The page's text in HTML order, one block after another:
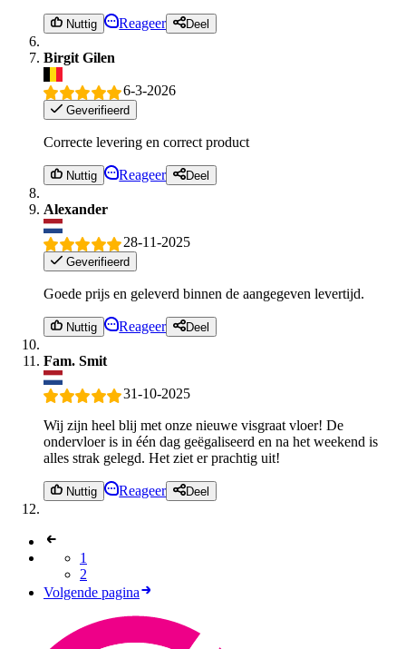
Nuttig Reageer Deel
Birgit Gilen
6-3-2026
Geverifieerd
Correcte levering en correct product
Nuttig Reageer Deel
Alexander
28-11-2025
Geverifieerd
Goede prijs en geleverd binnen de aangegeven levertijd.
Nuttig Reageer Deel
Fam. Smit
31-10-2025
Wij zijn heel blij met onze nieuwe visgraat vloer! De
ondervloer is in één dag geëgaliseerd en na het weekend is
alles strak gelegd. Het ziet er prachtig uit!
Nuttig Reageer Deel
1
2
Volgende pagina